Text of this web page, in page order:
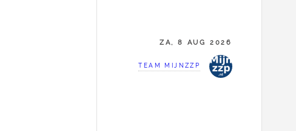
ZA, 8 AUG 2026
TEAM MIJNZZP